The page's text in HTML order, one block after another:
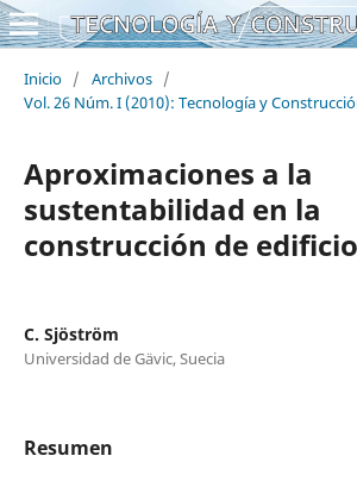
Inicio / Archivos /
Vol. 26 Núm. I (2010): Tecnología y
Aproximaciones a la
sustentabilidad en la
construcción de
C. Sjöström
Universidad de Gävic, Suecia
Resumen